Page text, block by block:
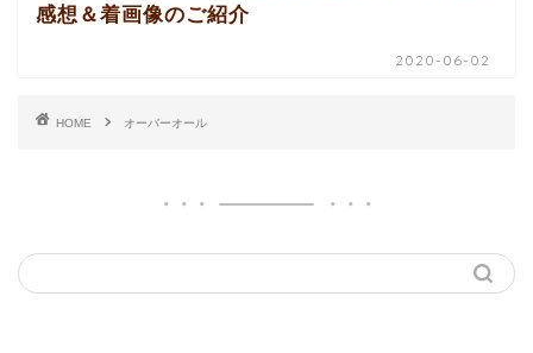
感想＆着画像のご紹介
2020-06-02
HOME オーバーオール